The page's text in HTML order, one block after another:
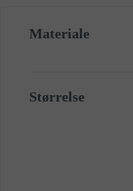
Materiale
Størrelse